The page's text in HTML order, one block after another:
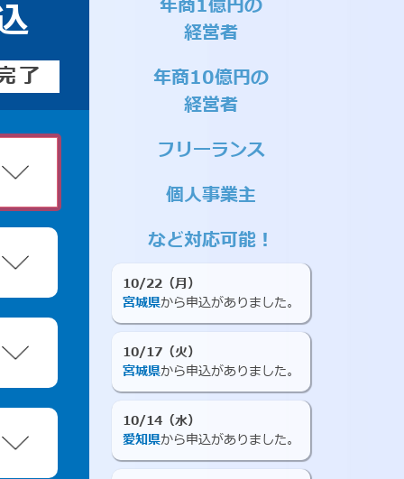
了
年商1億円の
経営者
年商10億円の
経営者
フリーランス
個人事業主
など対応可能！
10/22（月）
宮城県から申込がありました。
10/17（火）
宮城県から申込がありました。
10/14（水）
愛知県から申込がありました。